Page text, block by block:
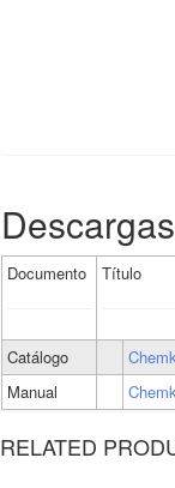
Descargas
Documento Título
Catálogo
Manual
RELATED